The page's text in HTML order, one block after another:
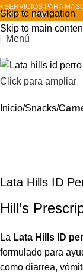
Skip to navigation
Skip to main
• SERVICIOS PARA
TODO EL PAÍS 📦✈️
Menú
Click para ampliar
Inicio Snacks
Lata Hills ID
Hill’s
La Lata Hills ID
formulado para
como diarrea,